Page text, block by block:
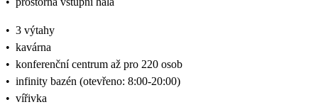
• 3 výtahy
• kavárna
• konferenční centrum až pro 220 osob
• infinity bazén (otevřeno: 8:00-20:00)
• vířivka